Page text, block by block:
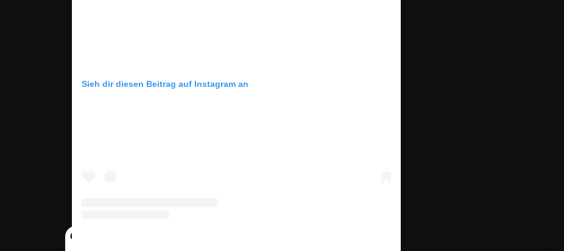
Sieh dir diesen Beitrag auf Instagram an